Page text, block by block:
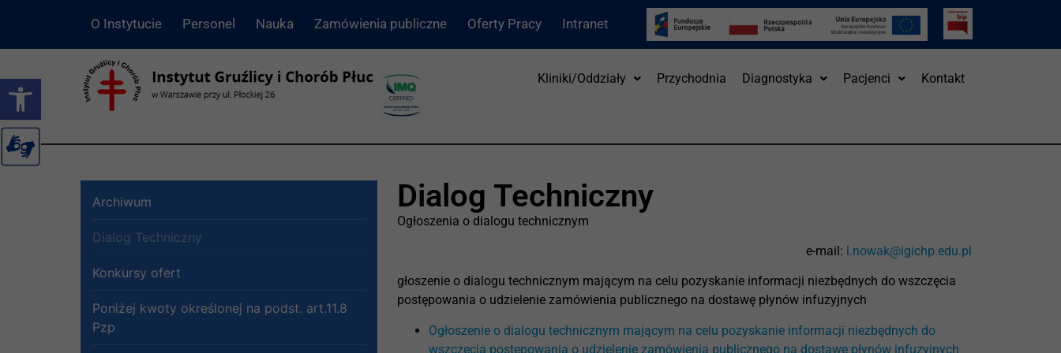
Otwórz pasek narzędzi
O Instytucie Personel Nauka Zamówienia publiczne Oferty Pracy Intranet
Kliniki/Oddziały Przychodnia Diagnostyka Pacjenci Kontakt
Archiwum
Dialog Techniczny
Konkursy ofert
Poniżej kwoty określonej na podst. art.11.8
Pzp
Dialog Techniczny
Ogłoszenia o dialogu technicznym
e-mail: l.nowak@igichp.edu.pl
głoszenie o dialogu technicznym mającym na celu pozyskanie informacji niezbędnych do wszczęcia
postępowania o udzielenie zamówienia publicznego na dostawę płynów infuzyjnych
Ogłoszenie o dialogu technicznym mającym na celu pozyskanie informacji niezbędnych do
wszczęcia postępowania o udzielenie zamówienia publicznego na dostawę płynów infuzyjnych